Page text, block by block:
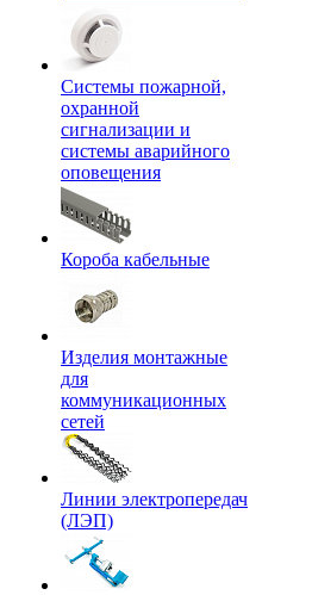
Системы пожарной,
охранной
сигнализации и
системы аварийного
оповещения
Короба кабельные
Изделия монтажные
для
коммуникационных
сетей
Линии электропередач
(ЛЭП)